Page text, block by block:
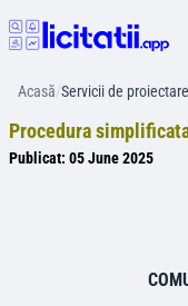
Acasă/Servicii de
Procedura
Publicat: 05 June 2025